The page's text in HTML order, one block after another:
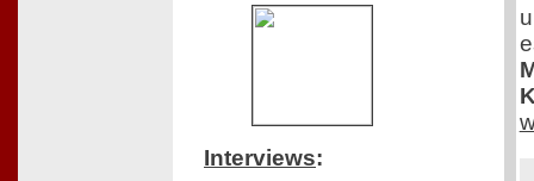
Interviews: